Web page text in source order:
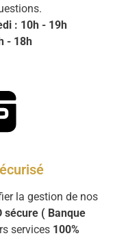
: 10h - 19h
- 18h
la gestion de nos
sécure ( Banque
services 100%